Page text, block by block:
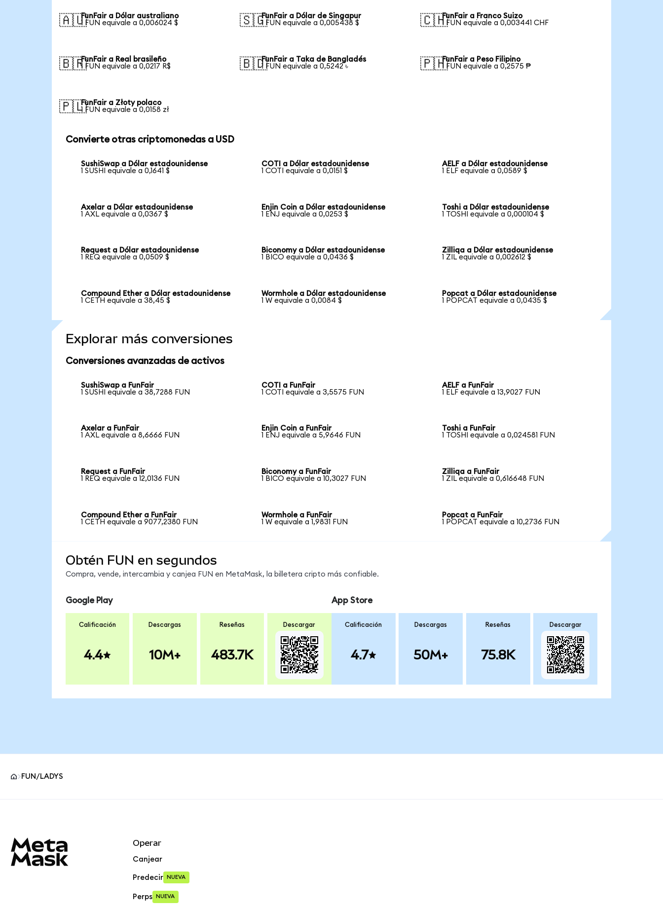
🇦🇺FunFair a Dólar australiano
1 FUN equivale a 0,006024 $
🇸🇬FunFair a Dólar de Singapur
1 FUN equivale a 0,005438 $
🇨🇭FunFair a Franco Suizo
1 FUN equivale a 0,003441 CHF
🇧🇷FunFair a Real brasileño
1 FUN equivale a 0,0217 R$
🇧🇩FunFair a Taka de Bangladés
1 FUN equivale a 0,5242 ৳
🇵🇭FunFair a Peso Filipino
1 FUN equivale a 0,2575 ₱
🇵🇱FunFair a Złoty polaco
1 FUN equivale a 0,0158 zł
Convierte otras criptomonedas a USD
SushiSwap a Dólar estadounidense
1 SUSHI equivale a 0,1641 $
COTI a Dólar estadounidense
1 COTI equivale a 0,0151 $
AELF a Dólar estadounidense
1 ELF equivale a 0,0589 $
Axelar a Dólar estadounidense
1 AXL equivale a 0,0367 $
Enjin Coin a Dólar estadounidense
1 ENJ equivale a 0,0253 $
Toshi a Dólar estadounidense
1 TOSHI equivale a 0,000104 $
Request a Dólar estadounidense
1 REQ equivale a 0,0509 $
Biconomy a Dólar estadounidense
1 BICO equivale a 0,0436 $
Zilliqa a Dólar estadounidense
1 ZIL equivale a 0,002612 $
Compound Ether a Dólar estadounidense
1 CETH equivale a 38,45 $
Wormhole a Dólar estadounidense
1 W equivale a 0,0084 $
Popcat a Dólar estadounidense
1 POPCAT equivale a 0,0435 $
Explorar más conversiones
Conversiones avanzadas de activos
SushiSwap a FunFair
1 SUSHI equivale a 38,7288 FUN
COTI a FunFair
1 COTI equivale a 3,5575 FUN
AELF a FunFair
1 ELF equivale a 13,9027 FUN
Axelar a FunFair
1 AXL equivale a 8,6666 FUN
Enjin Coin a FunFair
1 ENJ equivale a 5,9646 FUN
Toshi a FunFair
1 TOSHI equivale a 0,024581 FUN
Request a FunFair
1 REQ equivale a 12,0136 FUN
Biconomy a FunFair
1 BICO equivale a 10,3027 FUN
Zilliqa a FunFair
1 ZIL equivale a 0,616648 FUN
Compound Ether a FunFair
1 CETH equivale a 9077,2380 FUN
Wormhole a FunFair
1 W equivale a 1,9831 FUN
Popcat a FunFair
1 POPCAT equivale a 10,2736 FUN
Obtén FUN en segundos
Compra, vende, intercambia y canjea FUN en MetaMask, la billetera cripto más confiable.
Google Play
Calificación
4.4
Descargas
10M+
Reseñas
483.7K
Descargar
App Store
Calificación
4.7
Descargas
50M+
Reseñas
75.8K
Descargar
FUN/LADYS
Operar
Canjear
Predecir NUEVA
Perps NUEVA